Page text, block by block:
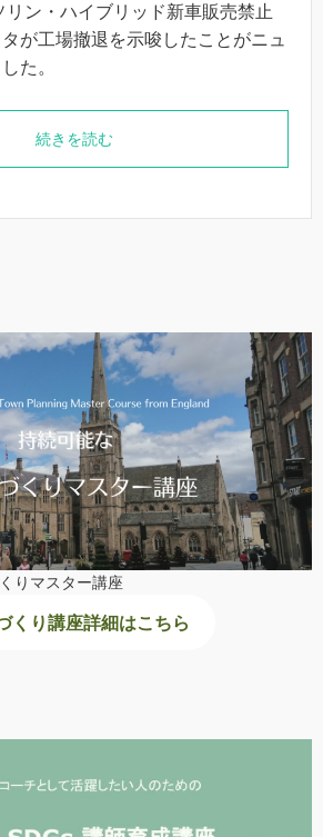
リン・ハイブリッド新車販売禁止
が工場撤退を示唆したことがニュ
た。
続きを読む
りマスター講座
くり講座詳細はこちら